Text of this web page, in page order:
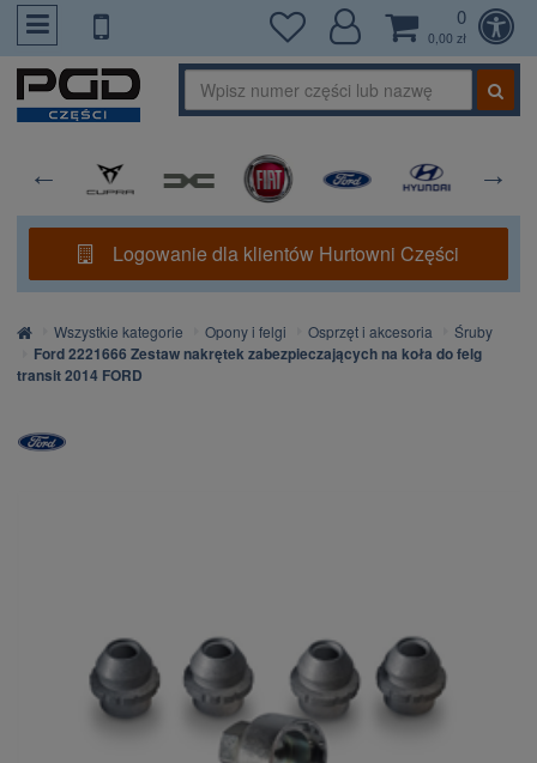
PrzejdzDoTresci
0
0,00 zł
Logowanie dla klientów Hurtowni Części
Strona
główna
Wszystkie kategorie Opony i felgi Osprzęt i akcesoria Śruby
Ford 2221666 Zestaw nakrętek zabezpieczających na koła do felg
transit 2014 FORD